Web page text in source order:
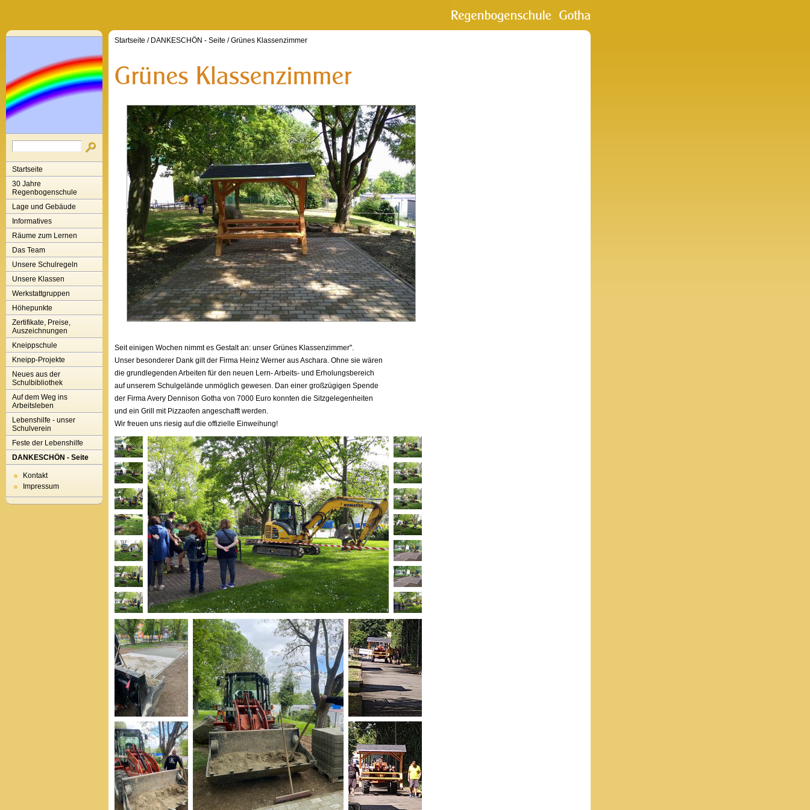
Startseite
30 Jahre
Regenbogenschule
Lage und Gebäude
Informatives
Räume zum Lernen
Das Team
Unsere Schulregeln
Unsere Klassen
Werkstattgruppen
Höhepunkte
Zertifikate, Preise,
Auszeichnungen
Kneippschule
Kneipp-Projekte
Neues aus der
Schulbibliothek
Auf dem Weg ins
Arbeitsleben
Lebenshilfe - unser
Schulverein
Feste der Lebenshilfe
DANKESCHÖN - Seite
Kontakt
Impressum
Startseite / DANKESCHÖN - Seite /Grünes Klassenzimmer
Seit einigen Wochen nimmt es Gestalt an: unser Grünes Klassenzimmer".
Unser besonderer Dank gilt der Firma Heinz Werner aus Aschara. Ohne sie wären
die grundlegenden Arbeiten für den neuen Lern- Arbeits- und Erholungsbereich
auf unserem Schulgelände unmöglich gewesen. Dan einer großzügigen Spende
der Firma Avery Dennison Gotha von 7000 Euro konnten die Sitzgelegenheiten
und ein Grill mit Pizzaofen angeschafft werden.
Wir freuen uns riesig auf die offizielle Einweihung!